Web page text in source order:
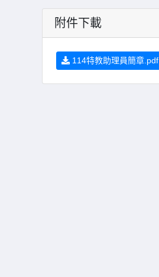
附件下載
114特教助理員簡章.pdf